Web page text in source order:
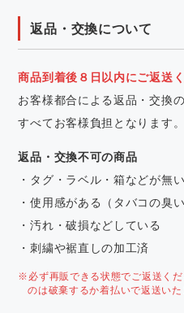
返品・交換について
商品到着後８日以内にご返送く
お客様都合による返品・交換
すべてお客様負担となります。
返品・交換不可の商品
・タグ・ラベル・箱などが無い
・使用感がある（タバコの臭
・汚れ・破損などしている
・刺繍や裾直しの加工済
※必ず再販できる状態でご返送く
のは破棄するか着払いで返送いた